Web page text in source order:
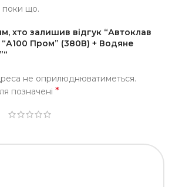
поки що.
хто залишив відгук “Автоклав
Пром” (380В) + Водяне
не оприлюднюватиметься.
позначені *